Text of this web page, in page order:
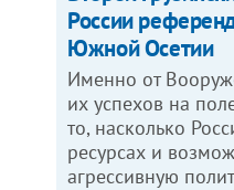
России
Южной Осетии
Именно от
их успехов на
то, насколько
ресурсах и
агрессивную